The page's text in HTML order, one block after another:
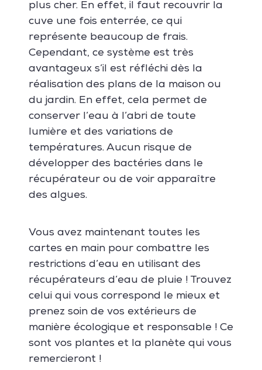
plus cher. En effet, il faut recouvrir la
cuve une fois enterrée, ce qui
représente beaucoup de frais.
Cependant, ce système est très
avantageux s’il est réfléchi dès la
réalisation des plans de la maison ou
du jardin. En effet, cela permet de
conserver l’eau à l’abri de toute
lumière et des variations de
températures. Aucun risque de
développer des bactéries dans le
récupérateur ou de voir apparaître
des algues.
Vous avez maintenant toutes les
cartes en main pour combattre les
restrictions d’eau en utilisant des
récupérateurs d’eau de pluie ! Trouvez
celui qui vous correspond le mieux et
prenez soin de vos extérieurs de
manière écologique et responsable ! Ce
sont vos plantes et la planète qui vous
remercieront !